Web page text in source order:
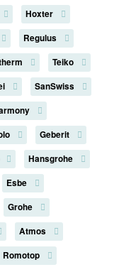
Hoxter
Regulus
Teiko
SanSwiss
Geberit
Hansgrohe
Esbe
Grohe
Atmos
Romotop